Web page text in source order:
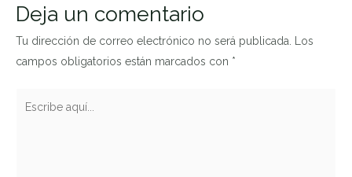
Deja un comentario
Tu dirección de correo electrónico no será publicada.
Los
campos obligatorios están marcados con *